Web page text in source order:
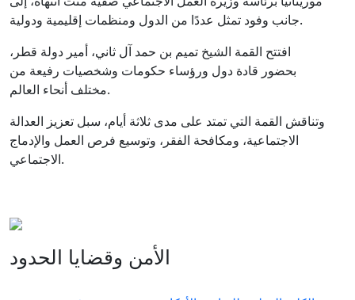
جانب وفود تمثل عددًا من الدول ومنظمات إقليمية ودولية.
افتتح القمة الشيخ تميم بن حمد آل ثاني، أمير دولة قطر،
بحضور قادة دول ورؤساء حكومات وشخصيات رفيعة من
مختلف أنحاء العالم.
وتناقش القمة التي تمتد على مدى ثلاثة أيام، سبل تعزيز العدالة
الاجتماعية، ومكافحة الفقر، وتوسيع فرص العمل والإدماج
الاجتماعي.
الأمن وقضايا الحدود